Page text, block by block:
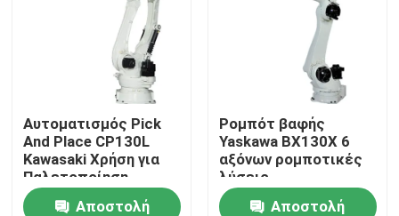
Αυτοματισμός Pick
And Place CP130L
Kawasaki Χρήση για
Παλετοποίηση
Εμπορευμάτων
Αποστολή
Ρομπότ βαφής
Yaskawa BX130X 6
αξόνων ρομποτικές
λύσεις
Αποστολή